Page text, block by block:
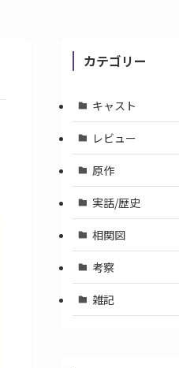
カテゴリー
キャスト
レビュー
原作
実話/歴史
相関図
考察
雑記